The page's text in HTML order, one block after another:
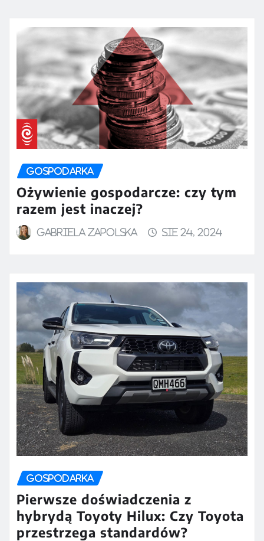
GOSPODARKA
Ożywienie gospodarcze: czy tym
razem jest inaczej?
Gabriela Zapolska sie 24, 2024
GOSPODARKA
Pierwsze doświadczenia z
hybrydą Toyoty Hilux: Czy Toyota
przestrzega standardów?